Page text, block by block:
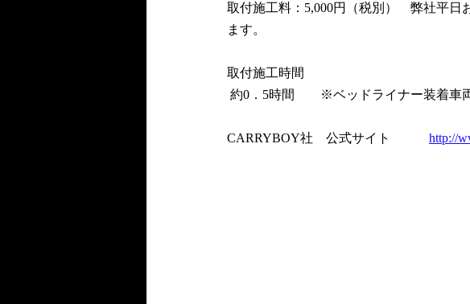
取付施工料：5,000円（税別）　弊社平
ます。
取付施工時間
約0．5時間　　※ベッドライナー装着車
CARRYBOY社　公式サイト http://